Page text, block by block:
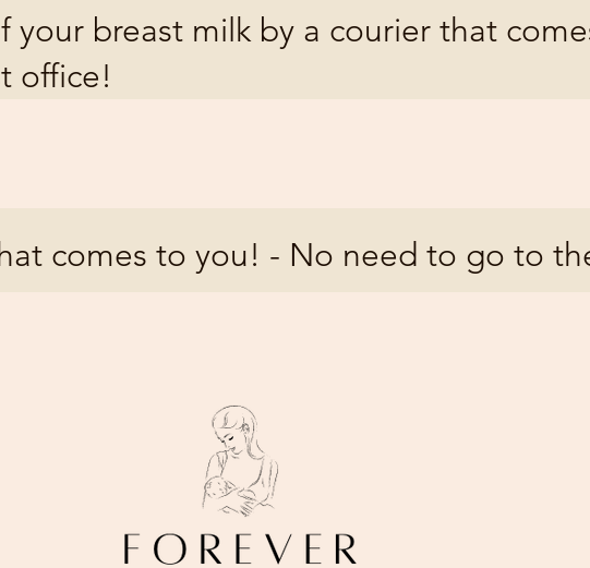
your breast milk by a courier that
office!
comes to you! - No need to go to